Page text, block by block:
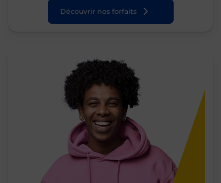
Découvrir nos forfaits